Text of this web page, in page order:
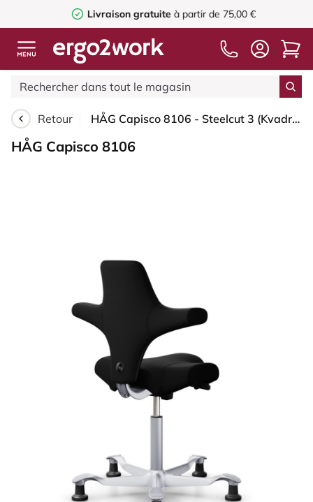
Livraison gratuiteà partir de 75,00 €
Retour HÅG Capisco 8106 - Steelcut 3 (Kvadrat) - Laine / Polyamide - STT190 - Black - Argent - 150 mm (hauteur d’assise 40–55 cm) - Patins
HÅG Capisco 8106